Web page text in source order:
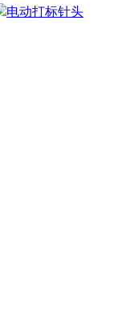
电动打标针头